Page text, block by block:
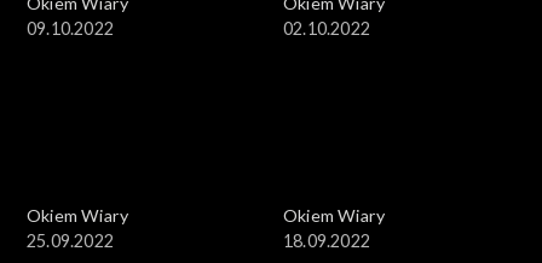
09.10.2022
02.10.2022
Okiem Wiary
25.09.2022
Okiem Wiary
18.09.2022